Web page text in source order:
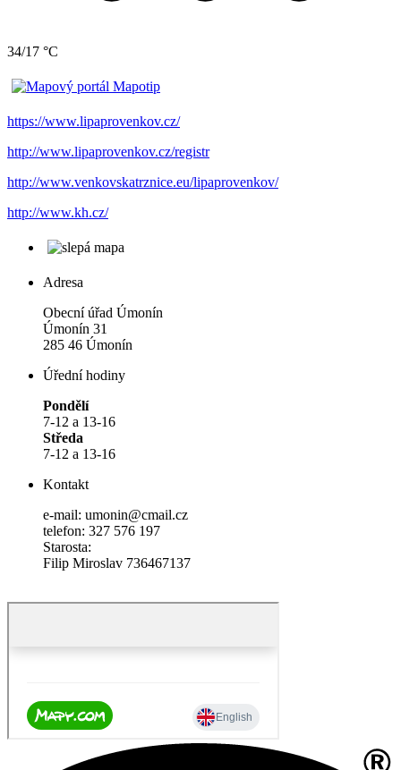
34/17 °C
https://www.lipaprovenkov.cz/
http://www.lipaprovenkov.cz/registr
http://www.venkovskatrznice.eu/lipaprovenkov/
http://www.kh.cz/
Adresa
Obecní úřad Úmonín
Úmonín 31
285 46 Úmonín
Úřední hodiny
Pondělí
7-12 a 13-16
Středa
7-12 a 13-16
Kontakt
e-mail: umonin@cmail.cz
telefon: 327 576 197
Starosta:
Filip Miroslav 736467137